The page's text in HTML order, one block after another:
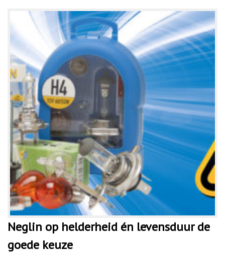
Neglin op helderheid én levensduur de
goede keuze